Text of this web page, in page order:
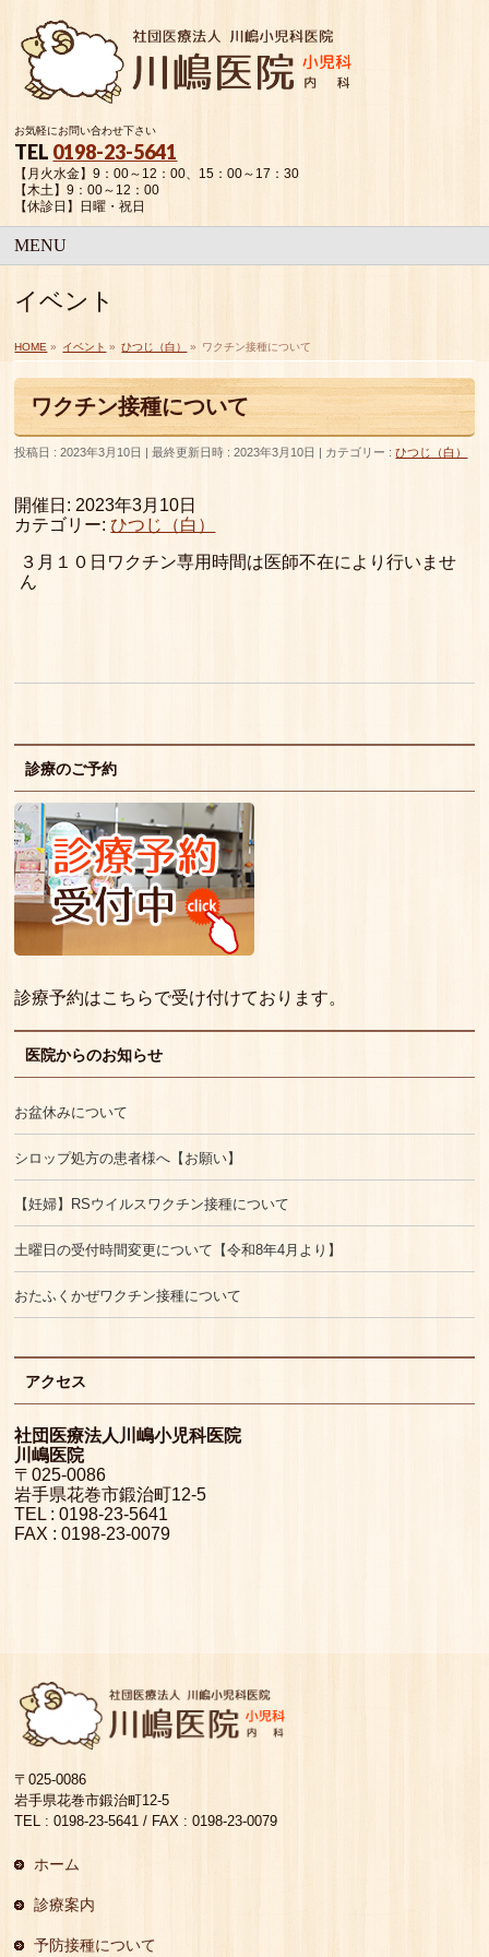
お気軽にお問い合わせ下さい
TEL 0198-23-5641
【月火水金】9：00～12：00、15：00～17：30
【木土】9：00～12：00
【休診日】日曜・祝日
MENU
イベント
HOME » イベント » ひつじ（白） » ワクチン接種について
ワクチン接種について
投稿日 : 2023年3月10日 最終更新日時 : 2023年3月10日 カテゴリー :ひつじ（白）
開催日: 2023年3月10日
カテゴリー:ひつじ（白）
３月１０日ワクチン専用時間は医師不在により行いませ
ん
診療のご予約
診療予約はこちらで受け付けております。
医院からのお知らせ
お盆休みについて
シロップ処方の患者様へ【お願い】
【妊婦】RSウイルスワクチン接種について
土曜日の受付時間変更について【令和8年4月より】
おたふくかぜワクチン接種について
アクセス
社団医療法人川嶋小児科医院
川嶋医院
〒025-0086
岩手県花巻市鍛治町12-5
TEL : 0198-23-5641
FAX : 0198-23-0079
〒025-0086
岩手県花巻市鍛治町12-5
TEL : 0198-23-5641 / FAX : 0198-23-0079
ホーム
診療案内
予防接種について